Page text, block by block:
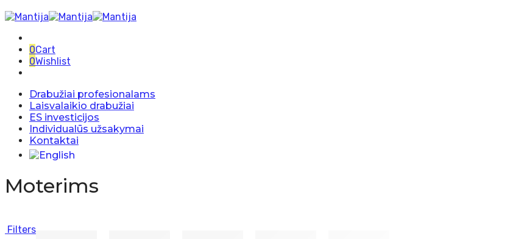
0Cart
0Wishlist
Drabužiai profesionalams
Laisvalaikio drabužiai
ES investicijos
Individualūs užsakymai
Kontaktai
Moterims
Filters